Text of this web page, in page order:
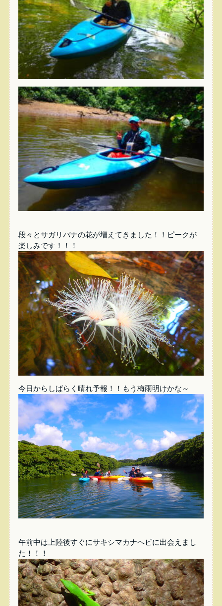
段々とサガリバナの花が増えてきました！！ピークが
楽しみです！！！
今日からしばらく晴れ予報！！もう梅雨明けかな～
午前中は上陸後すぐにサキシマカナヘビに出会えまし
た！！！